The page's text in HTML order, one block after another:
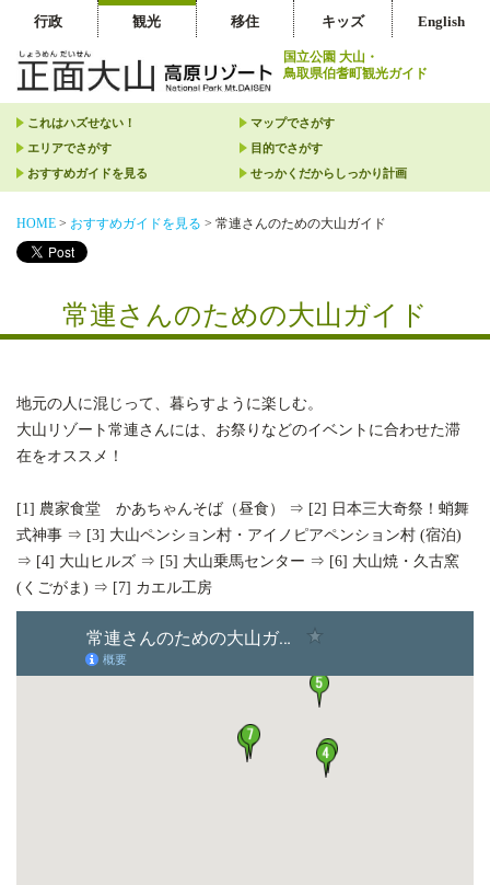
国立公園 大山・
鳥取県伯耆町観光ガイド
行政 観光 移住 キッズ English
これはハズせない！
マップでさがす
エリアでさがす
目的でさがす
おすすめガイドを見る
せっかくだからしっかり計画
HOME > おすすめガイドを見る > 常連さんのための大山ガイド
常連さんのための大山ガイド
地元の人に混じって、暮らすように楽しむ。
大山リゾート常連さんには、お祭りなどのイベントに合わせた滞
在をオススメ！
[1] 農家食堂 かあちゃんそば（昼食） ⇒ [2] 日本三大奇祭！蛸舞
式神事 ⇒ [3] 大山ペンション村・アイノピアペンション村 (宿泊)
⇒ [4] 大山ヒルズ ⇒ [5] 大山乗馬センター ⇒ [6] 大山焼・久古窯
(くごがま) ⇒ [7] カエル工房